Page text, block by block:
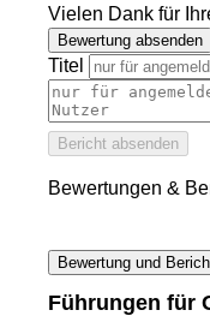
Vielen Dank für
Bewertung absenden
Titel
Bericht absenden
Bewertungen &
Bewertung und
Führungen für